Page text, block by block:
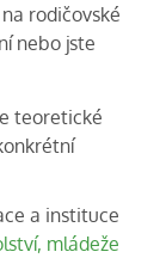
rodičovské
nebo jste
teoretické
a instituce
mládeže